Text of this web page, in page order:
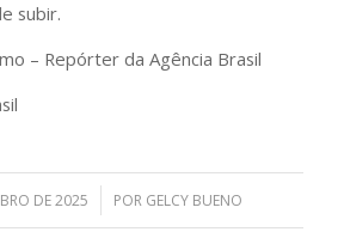
subir.
– Repórter da Agência Brasil
DE 2025
/ POR GELCY BUENO